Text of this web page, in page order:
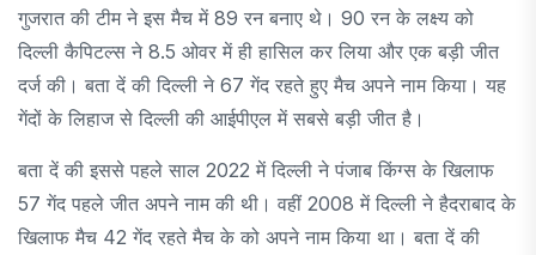
गुजरात की टीम ने इस मैच में 89 रन बनाए थे। 90 रन के लक्ष्य को
दिल्ली कैपिटल्स ने 8.5 ओवर में ही हासिल कर लिया और एक बड़ी जीत
दर्ज की। बता दें की दिल्ली ने 67 गेंद रहते हुए मैच अपने नाम किया। यह
गेंदों के लिहाज से दिल्ली की आईपीएल में सबसे बड़ी जीत है।
बता दें की इससे पहले साल 2022 में दिल्ली ने पंजाब किंग्स के खिलाफ
57 गेंद पहले जीत अपने नाम की थी। वहीं 2008 में दिल्ली ने हैदराबाद के
खिलाफ मैच 42 गेंद रहते मैच के को अपने नाम किया था। बता दें की